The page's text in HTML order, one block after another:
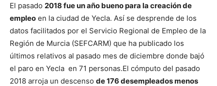
El pasado 2018 fue un año bueno para la creación de
empleo en la ciudad de Yecla. Así se desprende de los
datos facilitados por el Servicio Regional de Empleo de la
Región de Murcia (SEFCARM) que ha publicado los
últimos relativos al pasado mes de diciembre donde bajó
el paro en Yecla en 71 personas.El cómputo del pasado
2018 arroja un descenso de 176 desempleados menos